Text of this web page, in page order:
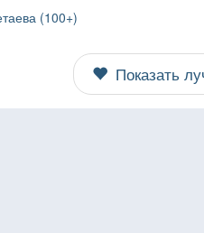
(100+)
Показать